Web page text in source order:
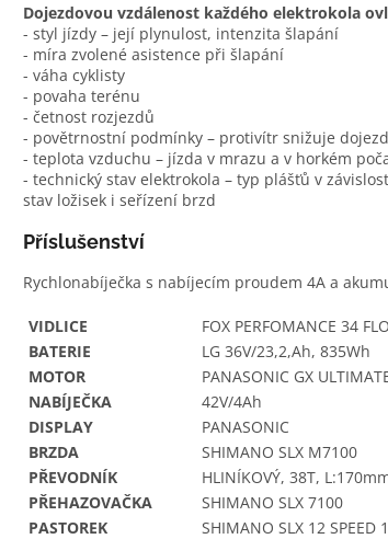
Dojezdovou vzdálenost každého elektrokola
- styl jízdy – její plynulost, intenzita šlapání
- míra zvolené asistence při šlapání
- váha cyklisty
- povaha terénu
- četnost rozjezdů
- povětrnostní podmínky – protivítr snižuje dojezd
- teplota vzduchu – jízda v mrazu a v horkém
- technický stav elektrokola – typ plášťů v
stav ložisek i seřízení brzd
Příslušenství
Rychlonabíječka s nabíjecím proudem 4A a
VIDLICE
FOX PERFOMANCE 34
BATERIE
LG 36V/23,2,Ah, 835Wh
MOTOR
PANASONIC GX
NABÍJEČKA
42V/4Ah
DISPLAY
PANASONIC
BRZDA
SHIMANO SLX M7100
PŘEVODNÍK
HLINÍKOVÝ, 38T,
PŘEHAZOVAČKA
SHIMANO SLX 7100
PASTOREK
SHIMANO SLX 12 SPEED